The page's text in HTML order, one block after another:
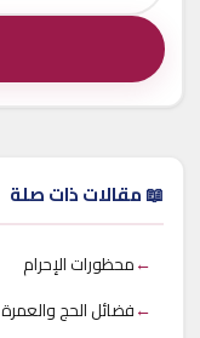
📖 مقالات ذات صلة
←محظورات الإحرام
←فضائل الحج والعمرة